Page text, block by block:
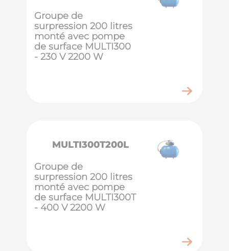
Groupe de
surpression 200 litres
monté avec pompe
de surface MULTI300
- 230 V 2200 W
MULTI300T200L
Groupe de
surpression 200 litres
monté avec pompe
de surface MULTI300T
- 400 V 2200 W